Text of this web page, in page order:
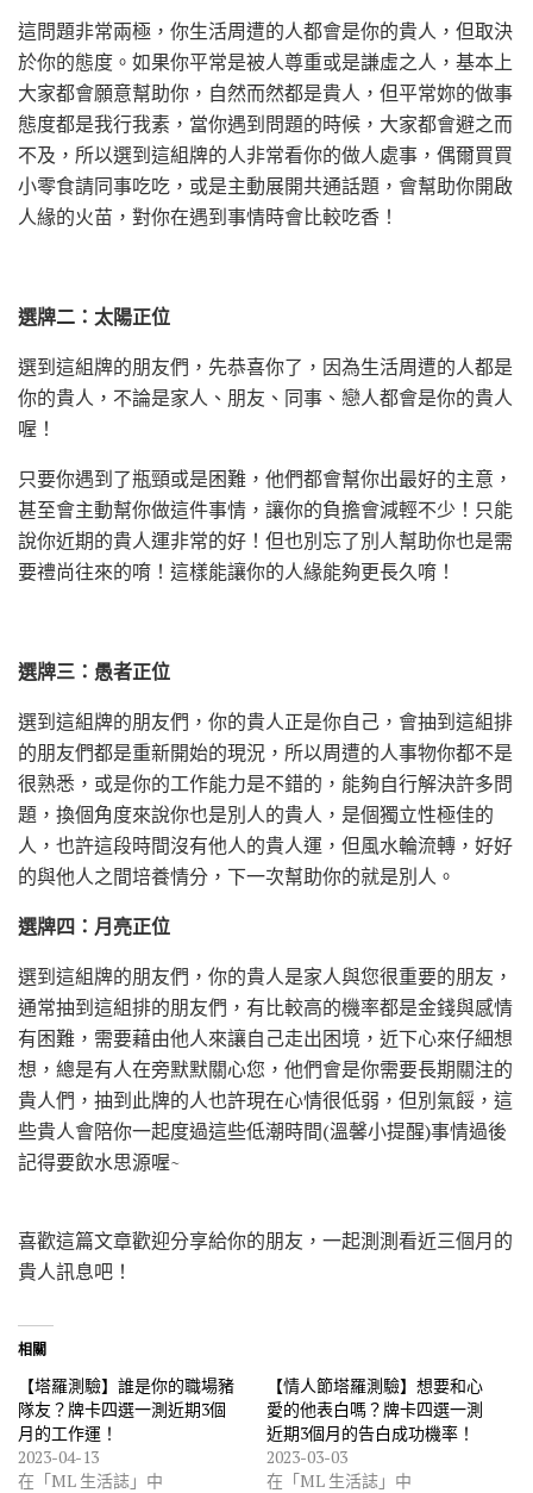
這問題非常兩極，你生活周遭的人都會是你的貴人，但取決
於你的態度。如果你平常是被人尊重或是謙虛之人，基本上
大家都會願意幫助你，自然而然都是貴人，但平常妳的做事
態度都是我行我素，當你遇到問題的時候，大家都會避之而
不及，所以選到這組牌的人非常看你的做人處事，偶爾買買
小零食請同事吃吃，或是主動展開共通話題，會幫助你開啟
人緣的火苗，對你在遇到事情時會比較吃香！
選牌二：太陽正位
選到這組牌的朋友們，先恭喜你了，因為生活周遭的人都是
你的貴人，不論是家人、朋友、同事、戀人都會是你的貴人
喔！
只要你遇到了瓶頸或是困難，他們都會幫你出最好的主意，
甚至會主動幫你做這件事情，讓你的負擔會減輕不少！只能
說你近期的貴人運非常的好！但也別忘了別人幫助你也是需
要禮尚往來的唷！這樣能讓你的人緣能夠更長久唷！
選牌三：愚者正位
選到這組牌的朋友們，你的貴人正是你自己，會抽到這組排
的朋友們都是重新開始的現況，所以周遭的人事物你都不是
很熟悉，或是你的工作能力是不錯的，能夠自行解決許多問
題，換個角度來說你也是別人的貴人，是個獨立性極佳的
人，也許這段時間沒有他人的貴人運，但風水輪流轉，好好
的與他人之間培養情分，下一次幫助你的就是別人。
選牌四：月亮正位
選到這組牌的朋友們，你的貴人是家人與您很重要的朋友，
通常抽到這組排的朋友們，有比較高的機率都是金錢與感情
有困難，需要藉由他人來讓自己走出困境，近下心來仔細想
想，總是有人在旁默默關心您，他們會是你需要長期關注的
貴人們，抽到此牌的人也許現在心情很低弱，但別氣餒，這
些貴人會陪你一起度過這些低潮時間(溫馨小提醒)事情過後
記得要飲水思源喔~
喜歡這篇文章歡迎分享給你的朋友，一起測測看近三個月的
貴人訊息吧！
相關
【塔羅測驗】誰是你的職場豬
隊友？牌卡四選一測近期3個
月的工作運！
2023-04-13
在「ML 生活誌」中
【情人節塔羅測驗】想要和心
愛的他表白嗎？牌卡四選一測
近期3個月的告白成功機率！
2023-03-03
在「ML 生活誌」中